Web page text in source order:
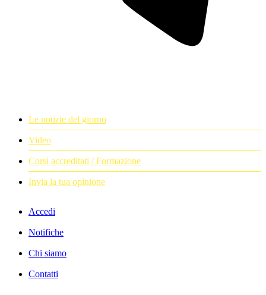
Le notizie del giorno
Video
Corsi accreditati / Formazione
Invia la tua opinione
Accedi
Notifiche
Chi siamo
Contatti